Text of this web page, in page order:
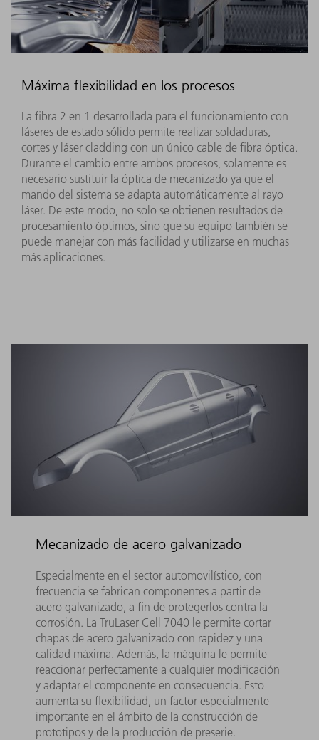
Máxima flexibilidad en los procesos
La fibra 2 en 1 desarrollada para el funcionamiento con
láseres de estado sólido permite realizar soldaduras,
cortes y láser cladding con un único cable de fibra óptica.
Durante el cambio entre ambos procesos, solamente es
necesario sustituir la óptica de mecanizado ya que el
mando del sistema se adapta automáticamente al rayo
láser. De este modo, no solo se obtienen resultados de
procesamiento óptimos, sino que su equipo también se
puede manejar con más facilidad y utilizarse en muchas
más aplicaciones.
Mecanizado de acero galvanizado
Especialmente en el sector automovilístico, con
frecuencia se fabrican componentes a partir de
acero galvanizado, a fin de protegerlos contra la
corrosión. La TruLaser Cell 7040 le permite cortar
chapas de acero galvanizado con rapidez y una
calidad máxima. Además, la máquina le permite
reaccionar perfectamente a cualquier modificación
y adaptar el componente en consecuencia. Esto
aumenta su flexibilidad, un factor especialmente
importante en el ámbito de la construcción de
prototipos y de la producción de preserie.